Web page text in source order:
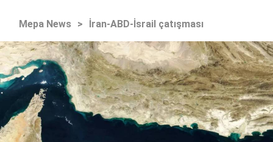
Mepa News > İran-ABD-İsrail çatışması